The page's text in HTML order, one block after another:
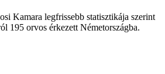
Kamara legfrissebb statisztikája szerint
195 orvos érkezett Németországba.